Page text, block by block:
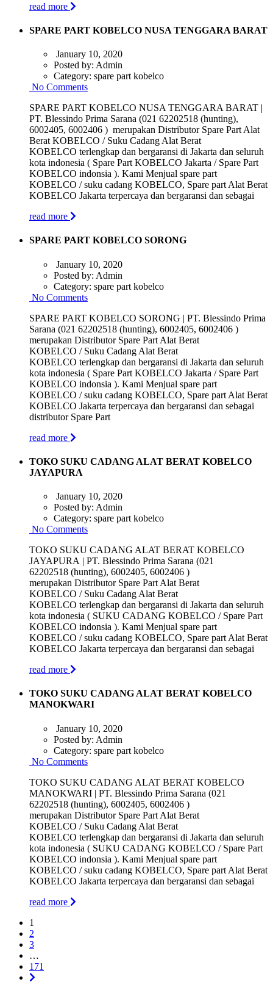
read more
SPARE PART KOBELCO NUSA TENGGARA BARAT
January 10, 2020
Posted by: Admin
Category: spare part kobelco
No Comments
SPARE PART KOBELCO NUSA TENGGARA BARAT |
PT. Blessindo Prima Sarana (021 62202518 (hunting),
6002405, 6002406 ) merupakan Distributor Spare Part Alat
Berat KOBELCO / Suku Cadang Alat Berat
KOBELCO terlengkap dan bergaransi di Jakarta dan seluruh
kota indonesia ( Spare Part KOBELCO Jakarta / Spare Part
KOBELCO indonsia ). Kami Menjual spare part
KOBELCO / suku cadang KOBELCO, Spare part Alat Berat
KOBELCO Jakarta terpercaya dan bergaransi dan sebagai
read more
SPARE PART KOBELCO SORONG
January 10, 2020
Posted by: Admin
Category: spare part kobelco
No Comments
SPARE PART KOBELCO SORONG | PT. Blessindo Prima
Sarana (021 62202518 (hunting), 6002405, 6002406 )
merupakan Distributor Spare Part Alat Berat
KOBELCO / Suku Cadang Alat Berat
KOBELCO terlengkap dan bergaransi di Jakarta dan seluruh
kota indonesia ( Spare Part KOBELCO Jakarta / Spare Part
KOBELCO indonsia ). Kami Menjual spare part
KOBELCO / suku cadang KOBELCO, Spare part Alat Berat
KOBELCO Jakarta terpercaya dan bergaransi dan sebagai
distributor Spare Part
read more
TOKO SUKU CADANG ALAT BERAT KOBELCO
JAYAPURA
January 10, 2020
Posted by: Admin
Category: spare part kobelco
No Comments
TOKO SUKU CADANG ALAT BERAT KOBELCO
JAYAPURA | PT. Blessindo Prima Sarana (021
62202518 (hunting), 6002405, 6002406 )
merupakan Distributor Spare Part Alat Berat
KOBELCO / Suku Cadang Alat Berat
KOBELCO terlengkap dan bergaransi di Jakarta dan seluruh
kota indonesia ( SUKU CADANG KOBELCO / Spare Part
KOBELCO indonsia ). Kami Menjual spare part
KOBELCO / suku cadang KOBELCO, Spare part Alat Berat
KOBELCO Jakarta terpercaya dan bergaransi dan sebagai
read more
TOKO SUKU CADANG ALAT BERAT KOBELCO
MANOKWARI
January 10, 2020
Posted by: Admin
Category: spare part kobelco
No Comments
TOKO SUKU CADANG ALAT BERAT KOBELCO
MANOKWARI | PT. Blessindo Prima Sarana (021
62202518 (hunting), 6002405, 6002406 )
merupakan Distributor Spare Part Alat Berat
KOBELCO / Suku Cadang Alat Berat
KOBELCO terlengkap dan bergaransi di Jakarta dan seluruh
kota indonesia ( SUKU CADANG KOBELCO / Spare Part
KOBELCO indonsia ). Kami Menjual spare part
KOBELCO / suku cadang KOBELCO, Spare part Alat Berat
KOBELCO Jakarta terpercaya dan bergaransi dan sebagai
read more
1
2
3
…
171